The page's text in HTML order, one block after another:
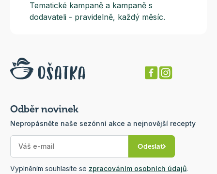
Tematické kampaně a kampaně s
dodavateli - pravidelně, každý měsíc.
Odběr novinek
Nepropásněte naše sezónní akce a nejnovější recepty
Odeslat
Vyplněním souhlasíte se zpracováním osobních údajů.